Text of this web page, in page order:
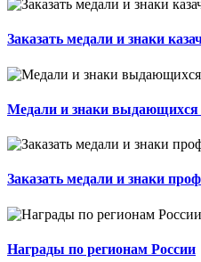
Заказать медали и знаки
Медали и знаки выдающихся
Заказать медали и знаки
Награды по регионам России